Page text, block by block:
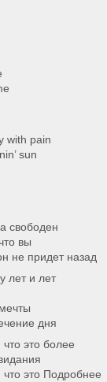
with pain
sun
свободен
вы
не придет назад
лет и лет
дня
это более
это Подробнее